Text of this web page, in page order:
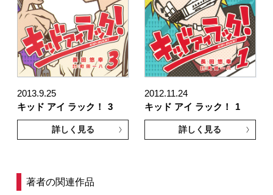
2013.9.25
キッド アイ ラック！
3
詳しく見る
2012.11.24
キッド アイ ラック！
1
詳しく見る
著者の関連作品